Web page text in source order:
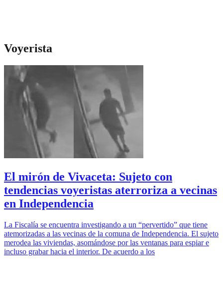
Voyerista
El mirón de Vivaceta: Sujeto con
tendencias voyeristas aterroriza a vecinas
en Independencia
La Fiscalía se encuentra investigando a un “pervertido” que tiene
atemorizadas a las vecinas de la comuna de Independencia. El sujeto
merodea las viviendas, asomándose por las ventanas para espiar e
incluso grabar hacia el interior. De acuerdo a los